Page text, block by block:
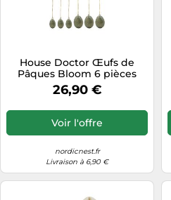
House Doctor Œufs de
Pâques Bloom 6 pièces
Bleu clair
26,90 €
Voir l'offre
nordicnest.fr
Livraison à 6,90 €